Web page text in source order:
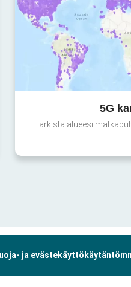
5G
Tarkista alueesi
ja